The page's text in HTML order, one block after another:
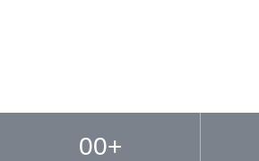
00+